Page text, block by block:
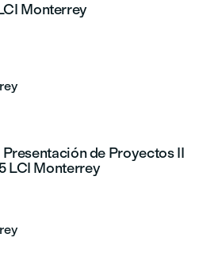
Monterrey
de Proyectos II
LCI Monterrey